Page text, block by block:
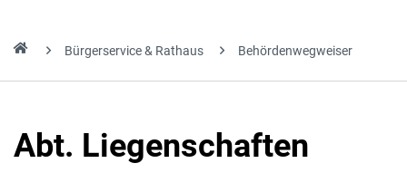
Bürgerservice & Rathaus Behördenwegweiser
Abt. Liegenschaften